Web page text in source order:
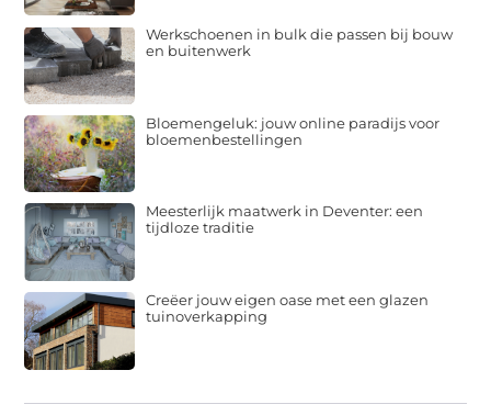
Werkschoenen in bulk die passen bij bouw
en buitenwerk
Bloemengeluk: jouw online paradijs voor
bloemenbestellingen
Meesterlijk maatwerk in Deventer: een
tijdloze traditie
Creëer jouw eigen oase met een glazen
tuinoverkapping